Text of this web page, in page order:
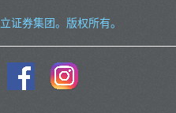
证券集团。版权所有。